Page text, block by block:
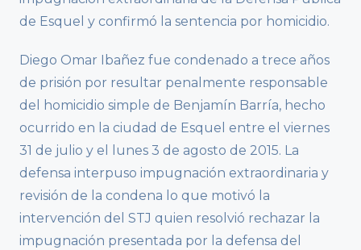
de Esquel y confirmó la sentencia por homicidio.
Diego Omar Ibañez fue condenado a trece años
de prisión por resultar penalmente responsable
del homicidio simple de Benjamín Barría, hecho
ocurrido en la ciudad de Esquel entre el viernes
31 de julio y el lunes 3 de agosto de 2015. La
defensa interpuso impugnación extraordinaria y
revisión de la condena lo que motivó la
intervención del STJ quien resolvió rechazar la
impugnación presentada por la defensa del